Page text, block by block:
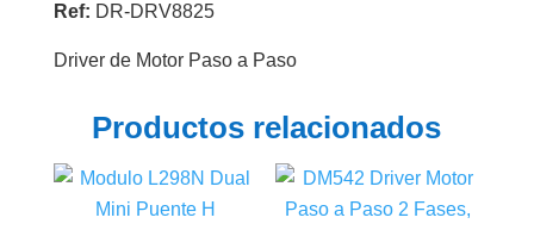
Ref: DR-DRV8825
Driver de Motor Paso a Paso
Productos relacionados